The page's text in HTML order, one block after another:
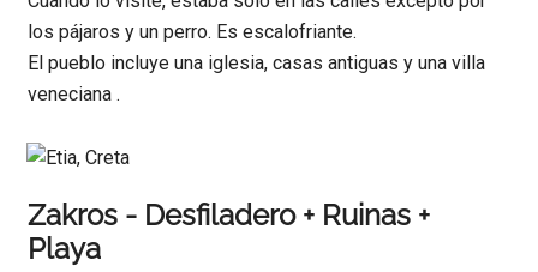
los pájaros y un perro. Es escalofriante.
El pueblo incluye una iglesia, casas antiguas y una villa
veneciana .
Zakros - Desfiladero + Ruinas +
Playa